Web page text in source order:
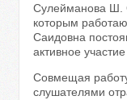
Сулейманова Ш.
которым
Саидовна
активное
Совмещая
слушателями